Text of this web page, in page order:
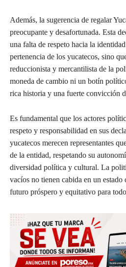
Además, la sugerencia de regalar
preocupante y desafortunada. Esta
una falta de respeto hacia la
pertenencia de los yucatecos, sino
reduccionista y mercantilista de la
moneda de cambio ni un botín
rica historia y una fuerte convicción
Es fundamental que los actores
respeto y responsabilidad en sus
yucatecos merecen representantes
de la entidad, respetando su
diversidad política y cultural. La
vacíos no tienen cabida en un estado
futuro próspero y equitativo para